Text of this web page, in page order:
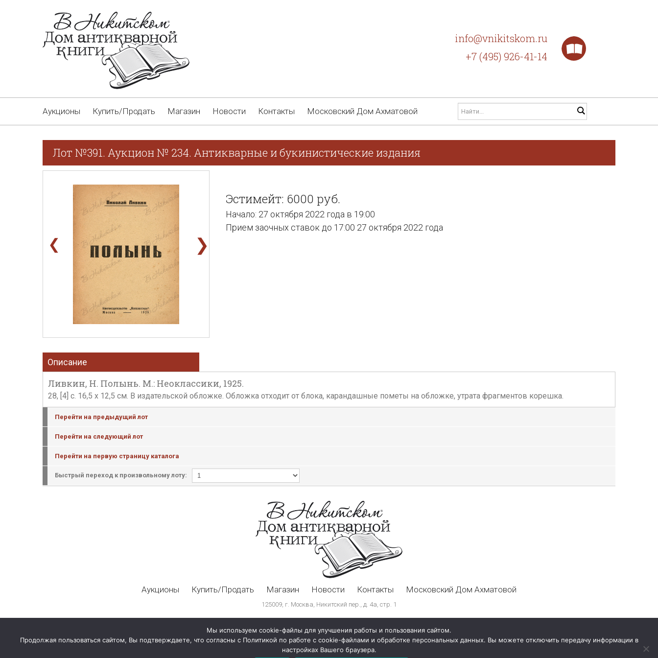
info@vnikitskom.ru
+7 (495) 926-41-14
Аукционы Купить/Продать Магазин Новости Контакты Московский Дом Ахматовой
Лот №391. Аукцион № 234. Антикварные и букинистические издания
❮ ❯
Эстимейт: 6000 руб.
Начало: 27 октября 2022 года в 19:00
Прием заочных ставок до 17:00 27 октября 2022 года
Описание
Ливкин, Н. Полынь. М.: Неоклассики, 1925.
28, [4] с. 16,5 х 12,5 см. В издательской обложке. Обложка отходит от блока, карандашные пометы на обложке, утрата фрагментов корешка.
Перейти на предыдущий лот
Перейти на следующий лот
Перейти на первую страницу каталога
Быстрый переход к произвольному лоту:
Аукционы Купить/Продать Магазин Новости Контакты Московский Дом Ахматовой
125009, г. Москва, Никитский пер., д. 4а, стр. 1
Мы используем cookie-файлы для улучшения работы и пользования сайтом.
Продолжая пользоваться сайтом, Вы подтверждаете, что согласны с Политикой по работе с cookie-файлами и обработке персональных данных. Вы можете отключить передачу информации в
настройках Вашего браузера.